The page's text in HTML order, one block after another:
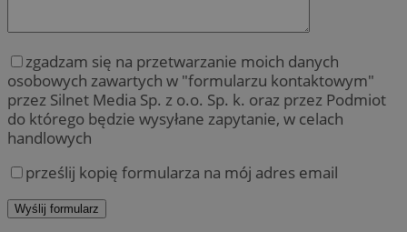
zgadzam się na przetwarzanie moich danych
osobowych zawartych w "formularzu kontaktowym"
przez Silnet Media Sp. z o.o. Sp. k. oraz przez Podmiot
do którego będzie wysyłane zapytanie, w celach
handlowych
prześlij kopię formularza na mój adres email